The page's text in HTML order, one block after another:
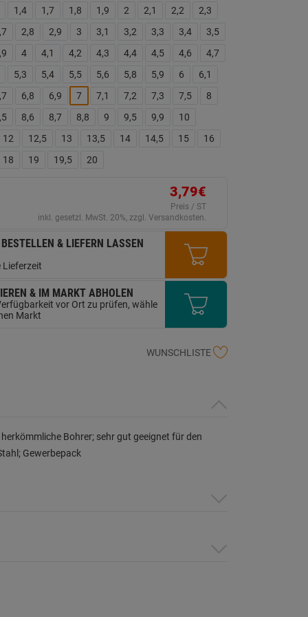
1,4 1,7 1,8 1,9 2 2,1 2,2
2,3
2,8 2,9 3 3,1 3,2 3,3 3,4
3,5
4 4,1 4,2 4,3 4,4 4,5 4,6
4,7
5,3 5,4 5,5 5,6 5,8 5,9 6
6,1
6,8 6,9 7 7,1 7,2 7,3 7,5
8
8,6 8,7 8,8 9 9,5 9,9
10
12 12,5 13 13,5 14 14,5 15
16
18 19 19,5 20
3,79€
Preis / ST
inkl. gesetzl. MwSt. 20%, zzgl. Versandkosten.
& LIEFERN LASSEN
Lieferzeit
& IM MARKT ABHOLEN
vor Ort zu prüfen, wähle
Markt
WUNSCHLISTE
Bohrer; sehr gut geeignet für den
Gewerbepack